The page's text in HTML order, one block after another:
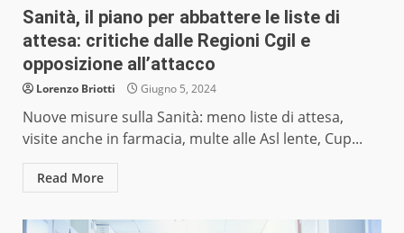
Sanità, il piano per abbattere le liste di
attesa: critiche dalle Regioni Cgil e
opposizione all’attacco
Lorenzo Briotti Giugno 5, 2024
Nuove misure sulla Sanità: meno liste di attesa,
visite anche in farmacia, multe alle Asl lente, Cup...
Read More